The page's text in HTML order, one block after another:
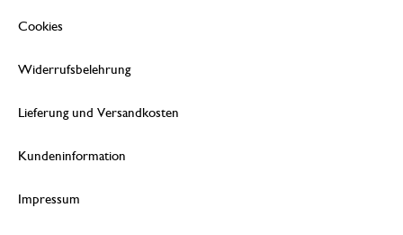
Cookies
Widerrufsbelehrung
Lieferung und Versandkosten
Kundeninformation
Impressum